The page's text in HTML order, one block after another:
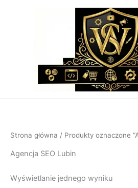
Strona główna / Produkty oznaczone
Agencja SEO Lubin
Wyświetlanie jednego wyniku